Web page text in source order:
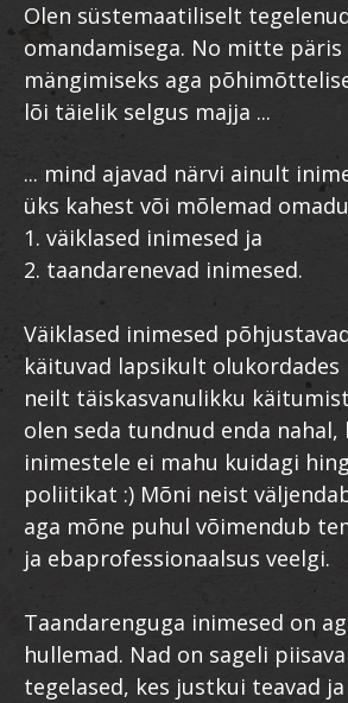
Olen süstemaatiliselt
omandamisega. No mitte
mängimiseks aga
lõi täielik selgus majja ...
... mind ajavad närvi ainult
üks kahest või mõlemad
1. väiklased inimesed ja
2. taandarenevad inimesed.
Väiklased inimesed
käituvad lapsikult olukordades
neilt täiskasvanulikku
olen seda tundnud enda nahal,
inimestele ei mahu kuidagi
poliitikat :) Mõni neist
aga mõne puhul võimendub
ja ebaprofessionaalsus veelgi.
Taandarenguga inimesed on
hullemad. Nad on sageli
tegelased, kes justkui teavad